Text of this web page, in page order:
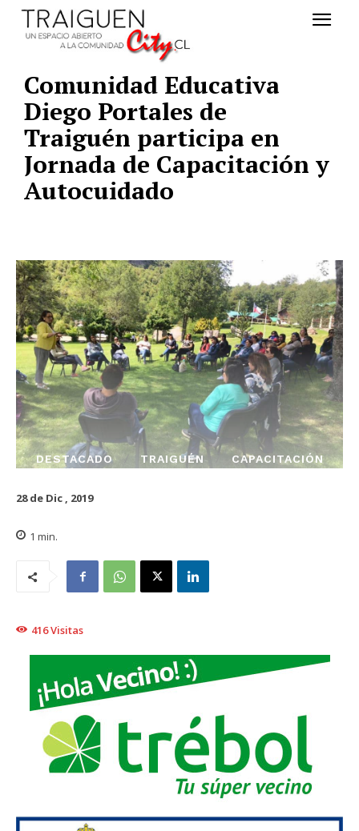
Comunidad Educativa
Diego Portales de
Traiguén participa en
Jornada de Capacitación y
Autocuidado
DESTACADO TRAIGUÉN CAPACITACIÓN
28 de Dic , 2019
1 min.
416Visitas